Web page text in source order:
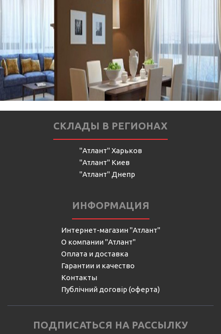
СКЛАДЫ В РЕГИОНАХ
"Атлант" Харьков
"Атлант" Киев
"Атлант" Днепр
ИНФОРМАЦИЯ
Интернет-магазин "Атлант"
О компании "Атлант"
Оплата и доставка
Гарантии и качество
Контакты
Публічний договір (оферта)
ПОДПИСАТЬСЯ НА РАССЫЛКУ